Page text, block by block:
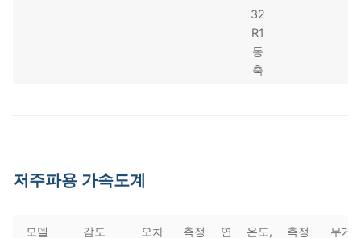
32
R1
동
축
저주파용 가속도계
모델 감도 오차
측정
연
온도,
측정
무게